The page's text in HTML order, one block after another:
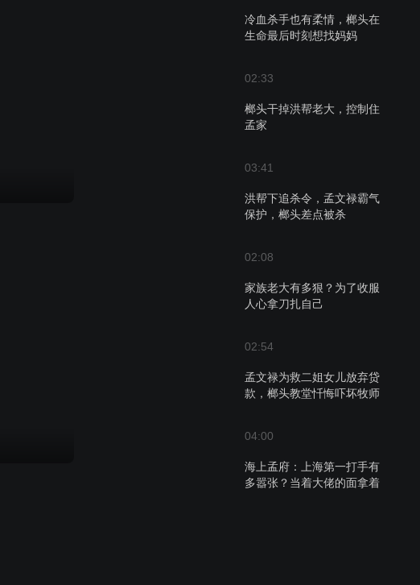
冷血杀手也有柔情，榔头在
生命最后时刻想找妈妈
02:33
榔头干掉洪帮老大，控制住
孟家
03:41
洪帮下追杀令，孟文禄霸气
保护，榔头差点被杀
02:08
家族老大有多狠？为了收服
人心拿刀扎自己
02:54
孟文禄为救二姐女儿放弃贷
款，榔头教堂忏悔吓坏牧师
04:00
海上孟府：上海第一打手有
多嚣张？当着大佬的面拿着